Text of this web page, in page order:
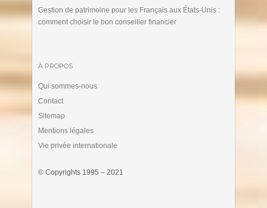
Gestion de patrimoine pour les Français aux États-Unis :
comment choisir le bon conseiller financier
À PROPOS
Qui sommes-nous
Contact
Sitemap
Mentions légales
Vie privée internationale
© Copyrights 1995 – 2021